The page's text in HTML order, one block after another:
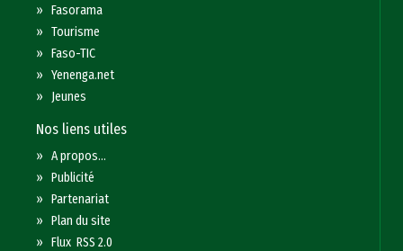
»Fasorama
»Tourisme
»Faso-TIC
»Yenenga.net
» Jeunes
Nos liens utiles
»A propos...
»Publicité
»Partenariat
»Plan du site
»Flux RSS 2.0